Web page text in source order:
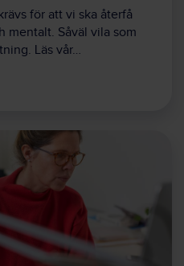
för att vi ska återfå
mentalt. Såväl vila som
Läs vår…